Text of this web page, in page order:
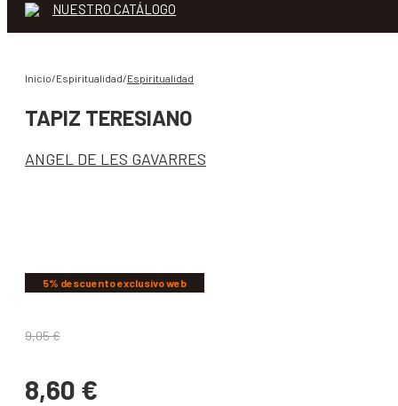
NUESTRO CATÁLOGO
Inicio/Espiritualidad/Espiritualidad
TAPIZ TERESIANO
ANGEL DE LES GAVARRES
5% descuento exclusivo web
9,05€
8,60 €